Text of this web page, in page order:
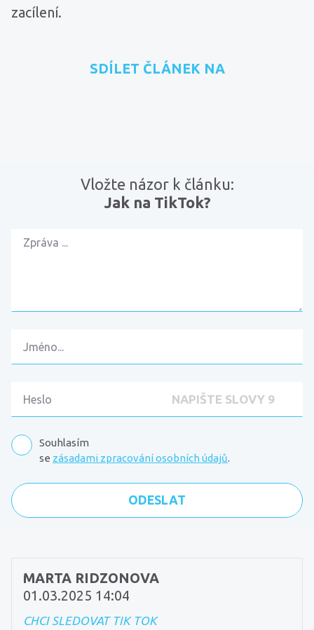
zacílení.
SDÍLET ČLÁNEK NA
Vložte názor k článku:
Jak na TikTok?
Souhlasím
se zásadami zpracování osobních údajů.
MARTA RIDZONOVA
01.03.2025 14:04
CHCI SLEDOVAT TIK TOK